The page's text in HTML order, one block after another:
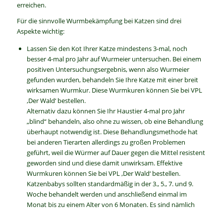
erreichen.
Für die sinnvolle Wurmbekämpfung bei Katzen sind drei
Aspekte wichtig:
Lassen Sie den Kot Ihrer Katze mindestens 3-mal, noch
besser 4-mal pro Jahr auf Wurmeier untersuchen. Bei einem
positiven Untersuchungsergebnis, wenn also Wurmeier
gefunden wurden, behandeln Sie Ihre Katze mit einer breit
wirksamen Wurmkur. Diese Wurmkuren können Sie bei VPL
‚Der Wald‘ bestellen.
Alternativ dazu können Sie Ihr Haustier 4-mal pro Jahr
„blind“ behandeln, also ohne zu wissen, ob eine Behandlung
überhaupt notwendig ist. Diese Behandlungsmethode hat
bei anderen Tierarten allerdings zu großen Problemen
geführt, weil die Würmer auf Dauer gegen die Mittel resistent
geworden sind und diese damit unwirksam. Effektive
Wurmkuren können Sie bei VPL ‚Der Wald‘ bestellen.
Katzenbabys sollten standardmäßig in der 3., 5., 7. und 9.
Woche behandelt werden und anschließend einmal im
Monat bis zu einem Alter von 6 Monaten. Es sind nämlich